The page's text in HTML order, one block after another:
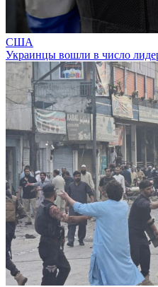
США
Украинцы вошли в число